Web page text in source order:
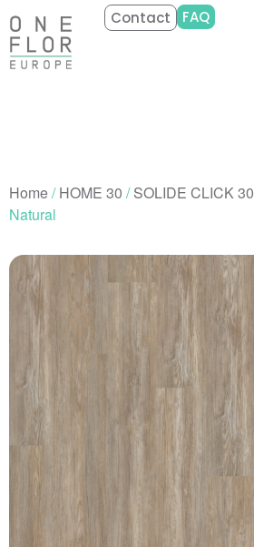
Contact FAQ
Home/HOME 30 /SOLIDE CLICK 30
Natural